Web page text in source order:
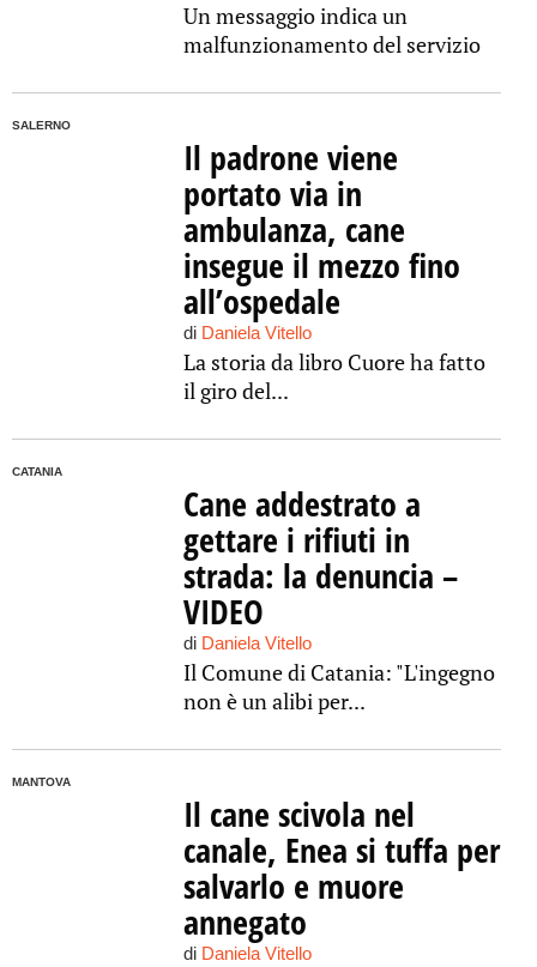
Un messaggio indica un
malfunzionamento del servizio
SALERNO
Il padrone viene
portato via in
ambulanza, cane
insegue il mezzo fino
all’ospedale
di Daniela Vitello
La storia da libro Cuore ha fatto
il giro del...
CATANIA
Cane addestrato a
gettare i rifiuti in
strada: la denuncia –
VIDEO
di Daniela Vitello
Il Comune di Catania: "L'ingegno
non è un alibi per...
MANTOVA
Il cane scivola nel
canale, Enea si tuffa per
salvarlo e muore
annegato
di Daniela Vitello